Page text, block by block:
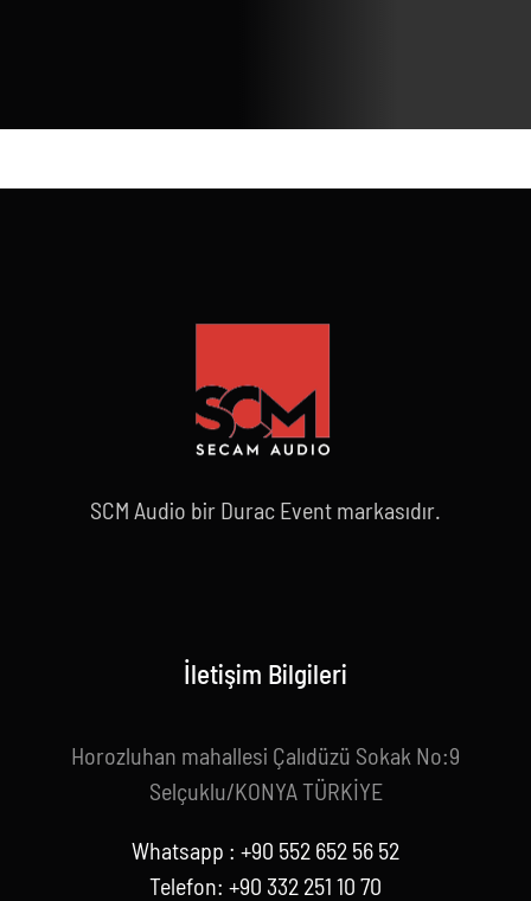
SCM Audio bir Durac Event markasıdır.
İletişim Bilgileri
Horozluhan mahallesi Çalıdüzü Sokak No:9
Selçuklu/KONYA TÜRKİYE
Whatsapp : +90 552 652 56 52
Telefon: +90 332 251 10 70